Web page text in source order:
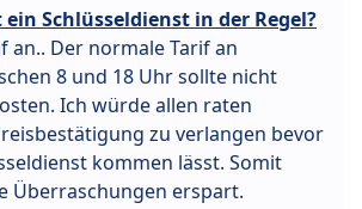
ein Schlüsseldienst in der Regel?
an.. Der normale Tarif an
8 und 18 Uhr sollte nicht
Ich würde allen raten
zu verlangen bevor
kommen lässt. Somit
Überraschungen erspart.